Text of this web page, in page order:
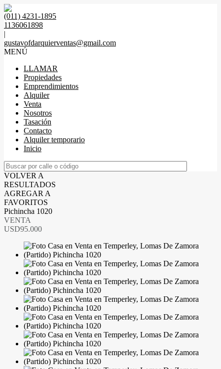
(011) 4231-1895
1136061898
|
gustavofdarquierventas@gmail.com
MENÚ
LLAMAR
Propiedades
Emprendimientos
Alquiler
Venta
Nosotros
Tasación
Contacto
Alquiler temporario
Inicio
VOLVER A
RESULTADOS
AGREGAR A
FAVORITOS
Pichincha 1020
VENTA
USD95.000